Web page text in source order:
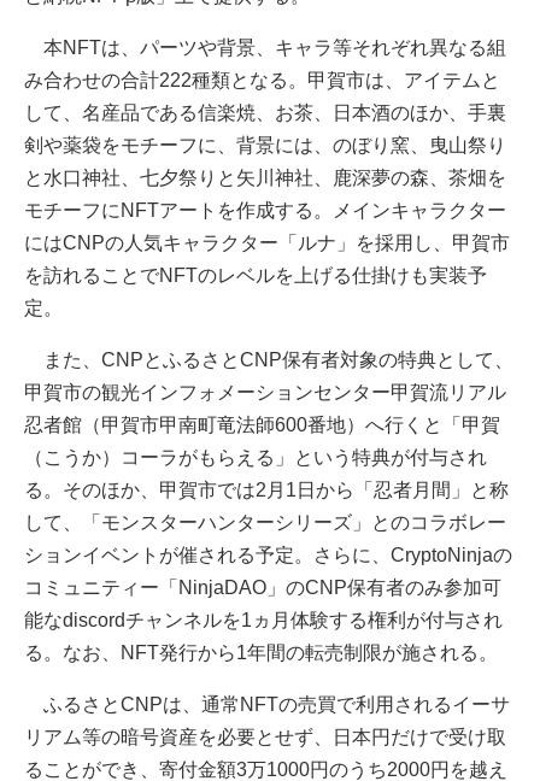
本NFTは、パーツや背景、キャラ等それぞれ異なる組
み合わせの合計222種類となる。甲賀市は、アイテムと
して、名産品である信楽焼、お茶、日本酒のほか、手裏
剣や薬袋をモチーフに、背景には、のぼり窯、曳山祭り
と水口神社、七夕祭りと矢川神社、鹿深夢の森、茶畑を
モチーフにNFTアートを作成する。メインキャラクター
にはCNPの人気キャラクター「ルナ」を採用し、甲賀市
を訪れることでNFTのレベルを上げる仕掛けも実装予
定。
また、CNPとふるさとCNP保有者対象の特典として、
甲賀市の観光インフォメーションセンター甲賀流リアル
忍者館（甲賀市甲南町竜法師600番地）へ行くと「甲賀
（こうか）コーラがもらえる」という特典が付与され
る。そのほか、甲賀市では2月1日から「忍者月間」と称
して、「モンスターハンターシリーズ」とのコラボレー
ションイベントが催される予定。さらに、CryptoNinjaの
コミュニティー「NinjaDAO」のCNP保有者のみ参加可
能なdiscordチャンネルを1ヵ月体験する権利が付与され
る。なお、NFT発行から1年間の転売制限が施される。
ふるさとCNPは、通常NFTの売買で利用されるイーサ
リアム等の暗号資産を必要とせず、日本円だけで受け取
ることができ、寄付金額3万1000円のうち2000円を越え